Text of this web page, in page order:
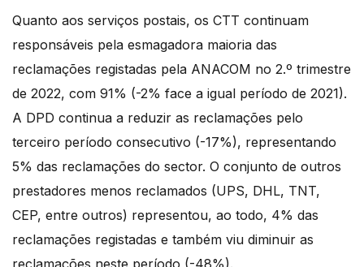
Quanto aos serviços postais, os CTT continuam
responsáveis pela esmagadora maioria das
reclamações registadas pela ANACOM no 2.º trimestre
de 2022, com 91% (-2% face a igual período de 2021).
A DPD continua a reduzir as reclamações pelo
terceiro período consecutivo (-17%), representando
5% das reclamações do sector. O conjunto de outros
prestadores menos reclamados (UPS, DHL, TNT,
CEP, entre outros) representou, ao todo, 4% das
reclamações registadas e também viu diminuir as